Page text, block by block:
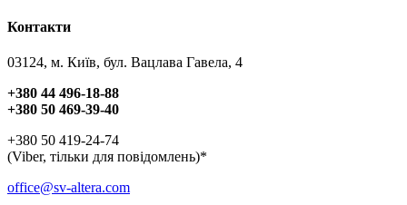
Контакти
03124, м. Київ, бул. Вацлава Гавела, 4
+380 44 496-18-88
+380 50 469-39-40
+380 50 419-24-74
(Viber, тільки для повідомлень)*
office@sv-altera.com